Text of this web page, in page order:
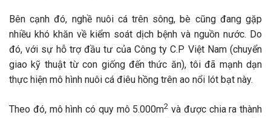
Bên cạnh đó, nghề nuôi cá trên sông, bè cũng đang gặp
nhiều khó khăn về kiểm soát dịch bệnh và nguồn nước. Do
đó, với sự hỗ trợ đầu tư của Công ty C.P Việt Nam (chuyển
giao kỹ thuật từ con giống đến thức ăn), tôi đã mạnh dạn
thực hiện mô hình nuôi cá điêu hồng trên ao nổi lót bạt này.
Theo đó, mô hình có quy mô 5.000m2 và được chia ra thành